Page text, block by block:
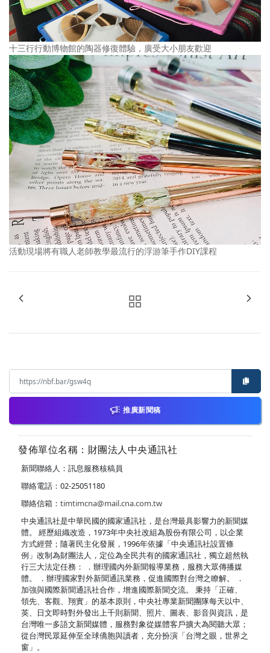
十三行行動博物館的陶器修復體驗，廣受大小朋友歡迎
活動現場將有職人老師教學最流行的浮游筆手作DIY課程
推廣新聞稿
發佈單位名稱：財團法人中央通訊社
新聞聯絡人：訊息服務核稿員
聯絡電話：02-25051180
聯絡信箱： timtimcna@mail.cna.com.tw
中央通訊社是中華民國的國家通訊社，是台灣最具影響力的新聞媒
體。 經歷組織改造，1973年中央社改組為股份有限公司，以企業
方式經營；隨著民主化發展，1996年依據「中央通訊社設置條
例」改制為財團法人，定位為全民共有的國家通訊社，獨立超然執
行三大法定任務： ．辦理國內外新聞報導業務，服務大眾傳播媒
體。 ．辦理國家對外新聞通訊業務，促進國際對台灣之瞭解。 ．
加強與國際新聞通訊社合作，增進國際新聞交流。 秉持「正確、
領先、客觀、翔實」的基本原則，中央社專業新聞團隊每天以中、
英、日文即時對外發出上千則新聞、照片、圖表、影音與資訊，是
台灣唯一多語文新聞媒體，服務對象從媒體客戶擴大為閱聽大眾；
從台灣民眾延伸至全球僑胞與讀者，充分扮演「台灣之眼，世界之
窗」。